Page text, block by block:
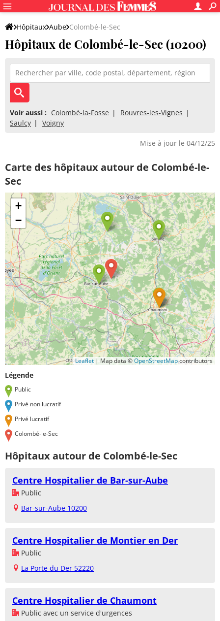
Hôpitaux Aube Colombé-le-Sec
Hôpitaux de Colombé-le-Sec (10200)
Voir aussi : Colombé-la-Fosse
Rouvres-les-Vignes
Saulcy
Voigny
Mise à jour le 04/12/25
Carte des hôpitaux autour de Colombé-le-
Sec
+
−
Leaflet | Map data ©OpenStreetMapcontributors
Légende
Public
Privé non lucratif
Privé lucratif
Colombé-le-Sec
Hôpitaux autour de Colombé-le-Sec
Centre Hospitalier de Bar-sur-Aube
Public
Bar-sur-Aube 10200
Centre Hospitalier de Montier en Der
Public
La Porte du Der 52220
Centre Hospitalier de Chaumont
Public avec un service d'urgences